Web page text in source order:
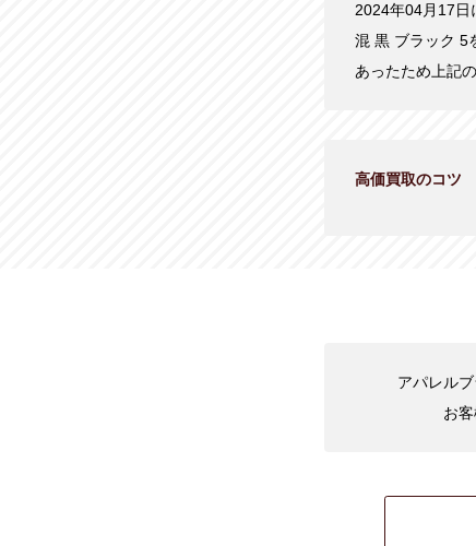
2024年04月17日
混 黒 ブラック 5
あったため上記
高価買取のコツ
アパレル
お